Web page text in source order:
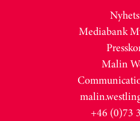
Mediabank
Malin
+46 (0)73